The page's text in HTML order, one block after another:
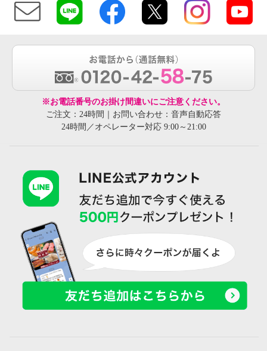
※お電話番号のお掛け間違いにご注意ください。
ご注文：24時間｜お問い合わせ：音声自動応答
24時間／オペレーター対応 9:00～21:00